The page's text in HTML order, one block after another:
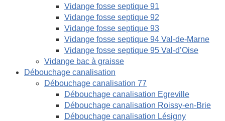
Vidange fosse septique 91
Vidange fosse septique 92
Vidange fosse septique 93
Vidange fosse septique 94 Val-de-Marne
Vidange fosse septique 95 Val-d’Oise
Vidange bac à graisse
Débouchage canalisation
Débouchage canalisation 77
Débouchage canalisation Egreville
Débouchage canalisation Roissy-en-Brie
Débouchage canalisation Lésigny